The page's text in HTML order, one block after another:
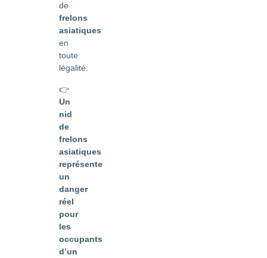
de
frelons
asiatiques
en
toute
légalité.
👉
Un
nid
de
frelons
asiatiques
représente
un
danger
réel
pour
les
occupants
d’un